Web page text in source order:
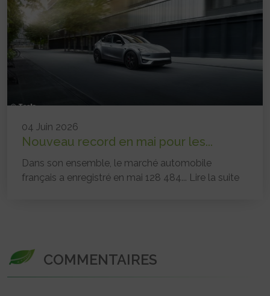
04 Juin 2026
Nouveau record en mai pour les...
Dans son ensemble, le marché automobile
français a enregistré en mai 128 484... Lire la suite
COMMENTAIRES